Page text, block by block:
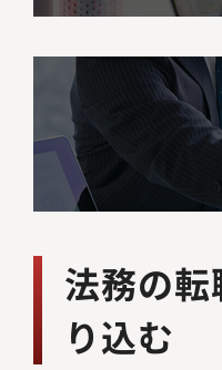
法務の
り込む